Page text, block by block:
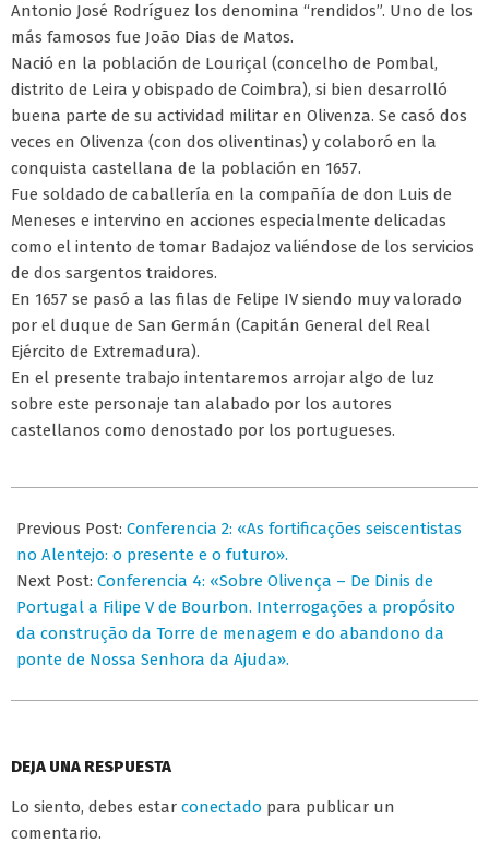
Antonio José Rodríguez los denomina “rendidos”. Uno de los
más famosos fue João Dias de Matos.
Nació en la población de Louriçal (concelho de Pombal,
distrito de Leira y obispado de Coimbra), si bien desarrolló
buena parte de su actividad militar en Olivenza. Se casó dos
veces en Olivenza (con dos oliventinas) y colaboró en la
conquista castellana de la población en 1657.
Fue soldado de caballería en la compañía de don Luis de
Meneses e intervino en acciones especialmente delicadas
como el intento de tomar Badajoz valiéndose de los servicios
de dos sargentos traidores.
En 1657 se pasó a las filas de Felipe IV siendo muy valorado
por el duque de San Germán (Capitán General del Real
Ejército de Extremadura).
En el presente trabajo intentaremos arrojar algo de luz
sobre este personaje tan alabado por los autores
castellanos como denostado por los portugueses.
03-
19
Previous Post: Conferencia 2: «As fortificações seiscentistas
no Alentejo: o presente e o futuro».
Next Post: Conferencia 4: «Sobre Olivença – De Dinis de
Portugal a Filipe V de Bourbon. Interrogações a propósito
da construção da Torre de menagem e do abandono da
ponte de Nossa Senhora da Ajuda».
DEJA UNA RESPUESTA
Lo siento, debes estar conectado para publicar un
comentario.